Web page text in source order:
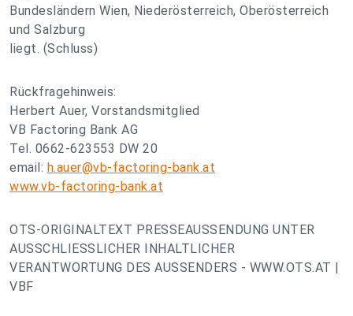
Bundesländern Wien, Niederösterreich, Oberösterreich
und Salzburg
liegt. (Schluss)
Rückfragehinweis:
Herbert Auer, Vorstandsmitglied
VB Factoring Bank AG
Tel. 0662-623553 DW 20
email: h.auer@vb-factoring-bank.at
www.vb-factoring-bank.at
OTS-ORIGINALTEXT PRESSEAUSSENDUNG UNTER
AUSSCHLIESSLICHER INHALTLICHER
VERANTWORTUNG DES AUSSENDERS - WWW.OTS.AT |
VBF